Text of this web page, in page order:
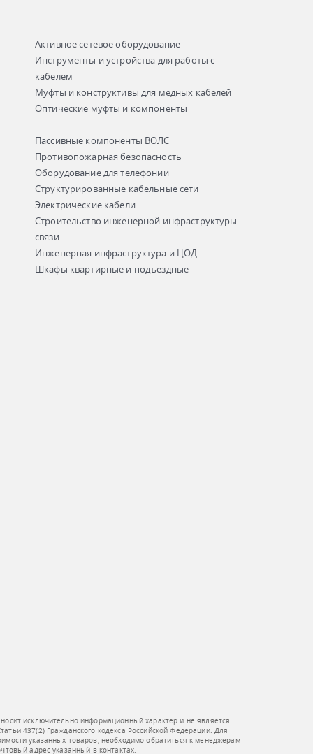
Активное сетевое оборудование
Инструменты и устройства для работы с
кабелем
Муфты и конструктивы для медных кабелей
Оптические муфты и компоненты
Пассивные компоненты ВОЛС
Противопожарная безопасность
Оборудование для телефонии
Структурированные кабельные сети
Электрические кабели
Строительство инженерной инфраструктуры
связи
Инженерная инфраструктура и ЦОД
Шкафы квартирные и подъездные
исключительно информационный характер и не является
437(2) Гражданского кодекса Российской Федерации. Для
указанных товаров, необходимо обратиться к менеджерам
адрес указанный в контактах.